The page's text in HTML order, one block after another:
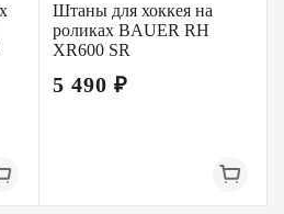
Штаны для хоккея на
роликах BAUER RH
XR600 SR
5 490 ₽